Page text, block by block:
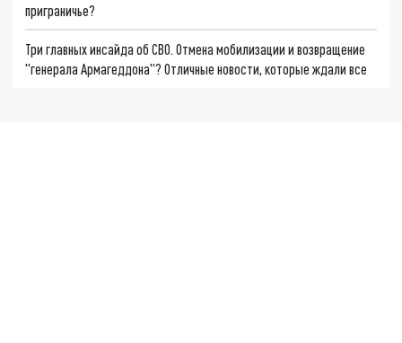
приграничье?
Три главных инсайда об СВО. Отмена мобилизации и возвращение
"генерала Армагеддона"? Отличные новости, которые ждали все